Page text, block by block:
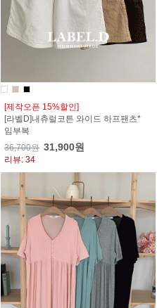
[제작오픈 15%할인]
[라벨D]내츄럴코튼 와이드 하프팬츠*
임부복
36,700원 31,900원
리뷰: 34